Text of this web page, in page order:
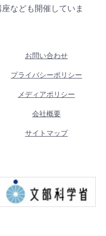
なども開催していま
お問い合わせ
プライバシーポリシー
メディアポリシー
会社概要
サイトマップ